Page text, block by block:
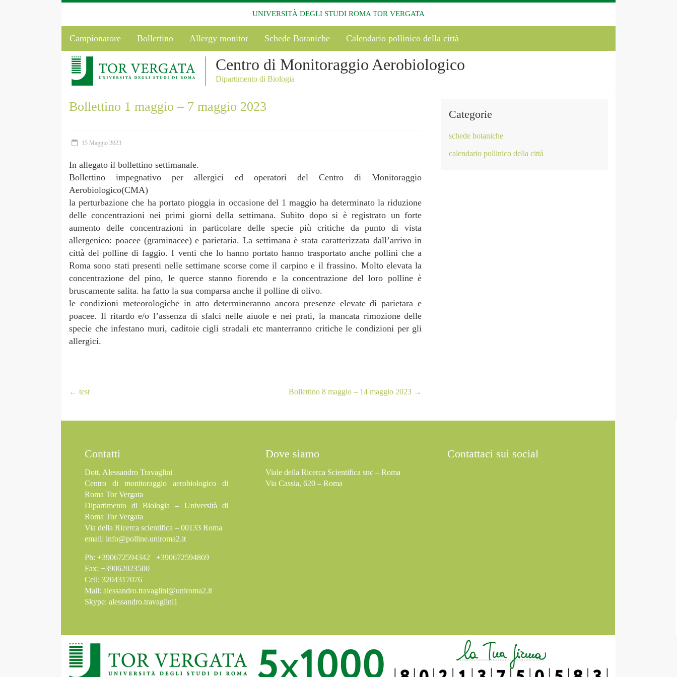
UNIVERSITÀ DEGLI STUDI ROMA TOR VERGATA
Campionatore Bollettino Allergy monitor Schede Botaniche Calendario pollinico della città
Centro di Monitoraggio Aerobiologico
Dipartimento di Biologia
Bollettino 1 maggio – 7 maggio 2023
15 Maggio 2023
In allegato il bollettino settimanale.
Bollettino impegnativo per allergici ed operatori del Centro di Monitoraggio
Aerobiologico(CMA)
la perturbazione che ha portato pioggia in occasione del 1 maggio ha determinato la riduzione
delle concentrazioni nei primi giorni della settimana. Subito dopo si è registrato un forte
aumento delle concentrazioni in particolare delle specie più critiche da punto di vista
allergenico: poacee (graminacee) e parietaria. La settimana è stata caratterizzata dall’arrivo in
città del polline di faggio. I venti che lo hanno portato hanno trasportato anche pollini che a
Roma sono stati presenti nelle settimane scorse come il carpino e il frassino. Molto elevata la
concentrazione del pino, le querce stanno fiorendo e la concentrazione del loro polline è
bruscamente salita. ha fatto la sua comparsa anche il polline di olivo.
le condizioni meteorologiche in atto determineranno ancora presenze elevate di parietara e
poacee. Il ritardo e/o l’assenza di sfalci nelle aiuole e nei prati, la mancata rimozione delle
specie che infestano muri, caditoie cigli stradali etc manterranno critiche le condizioni per gli
allergici.
← test Bollettino 8 maggio – 14 maggio 2023 →
Categorie
schede botaniche
calendario pollinico della città
Contatti
Dott. Alessandro Travaglini
Centro di monitoraggio aerobiologico di
Roma Tor Vergata
Dipartimento di Biologia – Università di
Roma Tor Vergata
Via della Ricerca scientifica – 00133 Roma
email: info@polline.uniroma2.it
Ph: +390672594342 +390672594869
Fax: +39062023500
Cell: 3204317076
Mail: alessandro.travaglini@uniroma2.it
Skype: alessandro.travaglini1
Dove siamo
Viale della Ricerca Scientifica snc – Roma
Via Cassia, 620 – Roma
Contattaci sui social